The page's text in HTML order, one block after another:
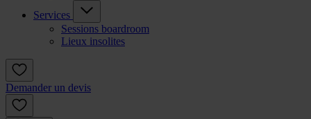
Services
Sessions boardroom
Lieux insolites
Demander un devis